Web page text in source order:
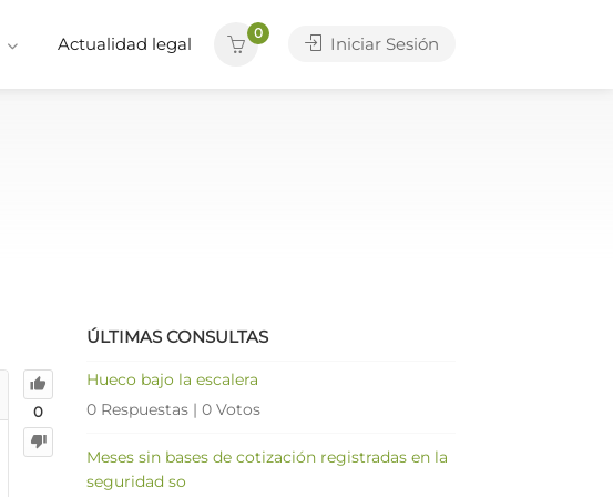
Actualidad legal
0
Iniciar Sesión
0
ÚLTIMAS CONSULTAS
Hueco bajo la escalera
0 Respuestas | 0 Votos
Meses sin bases de cotización registradas en la
seguridad so